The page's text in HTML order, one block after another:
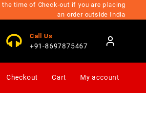
the time of Check-out if you are placing
an order outside India
Call Us
+91-8697875467
Checkout Cart My account